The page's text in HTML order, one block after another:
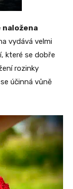
naložena
vydává velmi
které se dobře
rozinky
účinná vůně